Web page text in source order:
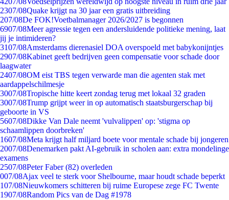
2307/08Quake krijgt na 30 jaar een gratis uitbreiding
207/08De FOK!Voetbalmanager 2026/2027 is begonnen
6907/08Meer agressie tegen een andersluidende politieke mening, laat
jij je intimideren?
3107/08Amsterdams dierenasiel DOA overspoeld met babykonijntjes
2907/08Kabinet geeft bedrijven geen compensatie voor schade door
laagwater
2407/08OM eist TBS tegen verwarde man die agenten stak met
aardappelschilmesje
3007/08Tropische hitte keert zondag terug met lokaal 32 graden
3007/08Trump grijpt weer in op automatisch staatsburgerschap bij
geboorte in VS
5607/08Dikke Van Dale neemt 'vulvalippen' op: 'stigma op
schaamlippen doorbreken'
1607/08Meta krijgt half miljard boete voor mentale schade bij jongeren
2007/08Denemarken pakt AI-gebruik in scholen aan: extra mondelinge
examens
2507/08Peter Faber (82) overleden
007/08Ajax veel te sterk voor Shelbourne, maar houdt schade beperkt
107/08Nieuwkomers schitteren bij ruime Europese zege FC Twente
1907/08Random Pics van de Dag #1978